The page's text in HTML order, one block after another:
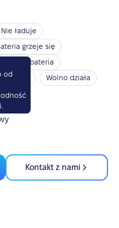
Nie ładuje
grzeje się
bateria
się
Wolno działa
od
Kontakt z nami